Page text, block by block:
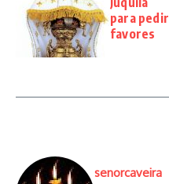
para pedir
favores
senorcaveira